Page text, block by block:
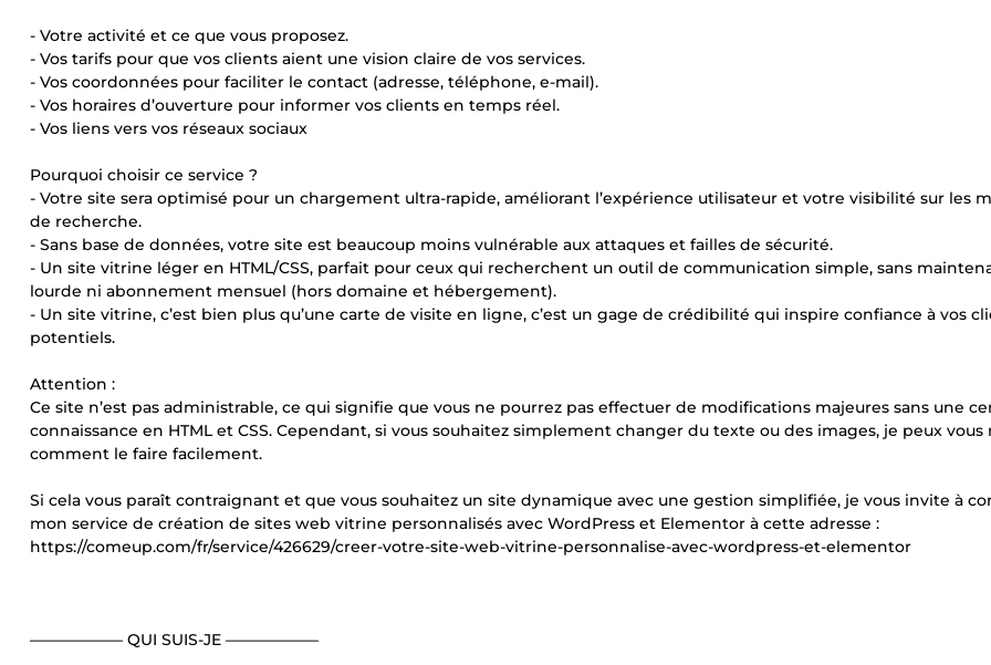
- Votre activité et ce que vous proposez.
- Vos tarifs pour que vos clients aient une vision claire de vos services.
- Vos coordonnées pour faciliter le contact (adresse, téléphone, e-mail).
- Vos horaires d’ouverture pour informer vos clients en temps réel.
- Vos liens vers vos réseaux sociaux
Pourquoi choisir ce service ?
- Votre site sera optimisé pour un chargement ultra-rapide, améliorant l’expérience utilisateur et votre visibilité sur les
de recherche.
- Sans base de données, votre site est beaucoup moins vulnérable aux attaques et failles de sécurité.
- Un site vitrine léger en HTML/CSS, parfait pour ceux qui recherchent un outil de communication simple, sans
lourde ni abonnement mensuel (hors domaine et hébergement).
- Un site vitrine, c’est bien plus qu’une carte de visite en ligne, c’est un gage de crédibilité qui inspire confiance à vos
potentiels.
Attention :
Ce site n’est pas administrable, ce qui signifie que vous ne pourrez pas effectuer de modifications majeures sans une
connaissance en HTML et CSS. Cependant, si vous souhaitez simplement changer du texte ou des images, je peux
comment le faire facilement.
Si cela vous paraît contraignant et que vous souhaitez un site dynamique avec une gestion simplifiée, je vous invite à
mon service de création de sites web vitrine personnalisés avec WordPress et Elementor à cette adresse :
https://comeup.com/fr/service/426629/creer-votre-site-web-vitrine-personnalise-avec-wordpress-et-elementor
—————— QUI SUIS-JE ——————